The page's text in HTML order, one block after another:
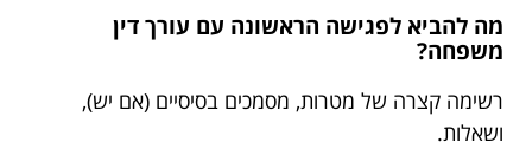
מה להביא לפגישה הראשונה עם עורך דין
משפחה?
רשימה קצרה של מטרות, מסמכים בסיסיים (אם יש),
ושאלות.